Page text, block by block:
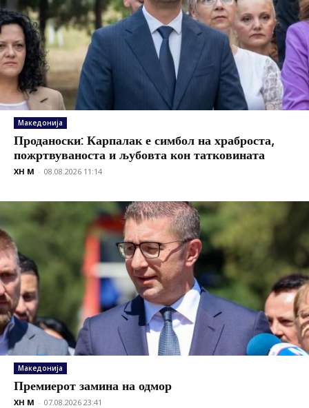
Македонија
Проданоски: Карпалак е симбол на храброста,
пожртвуваноста и љубовта кон татковината
XH M - 08.08.2026 11:14
Македонија
Премиерот замина на одмор
XH M - 07.08.2026 23:41